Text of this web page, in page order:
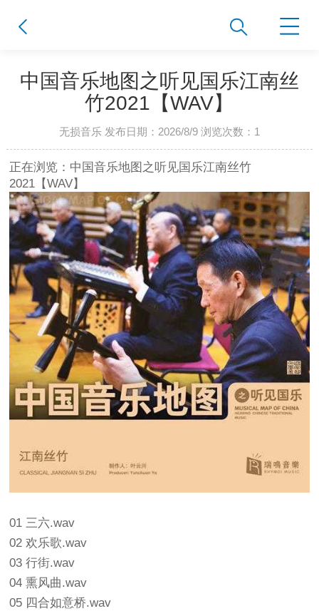
中国音乐地图之听见国乐江南丝
竹2021【WAV】
无损音乐 发布日期：2026/8/9 浏览次数： 1
正在浏览：中国音乐地图之听见国乐江南丝竹
2021【WAV】
01 三六.wav
02 欢乐歌.wav
03 行街.wav
04 熏风曲.wav
05 四合如意桥.wav